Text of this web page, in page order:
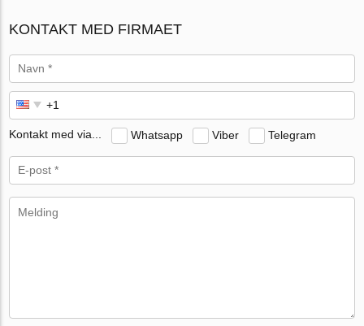
KONTAKT MED FIRMAET
Kontakt med via... Whatsapp Viber Telegram